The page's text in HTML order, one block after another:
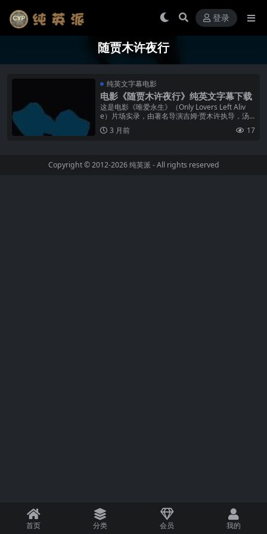
登录
随贾木许夜行
纯英文字幕电影
电影《随贾木许夜行》纯英文字幕下载
这是电影《唯爱永生》（Only Lovers Left Aliv
e）片场实录，由著名导演吉姆·贾木许执导，汤
姆·希德勒斯顿（Tom Hiddleston 饰）与...
3 月前 17
Copyright © 2012-2026纯英派 - All rights reserved
首页 分类 会员 我的